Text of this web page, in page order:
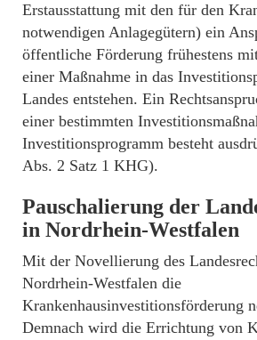
Erstausstattung mit den für den
notwendigen Anlagegütern) ein
öffentliche Förderung frühestens
einer Maßnahme in das
Landes entstehen. Ein
einer bestimmten
Investitionsprogramm besteht
Abs. 2 Satz 1 KHG).
Pauschalierung der
in Nordrhein-Westfalen
Mit der Novellierung des
Nordrhein-Westfalen die
Krankenhausinvestitionsförderung
Demnach wird die Errichtung von